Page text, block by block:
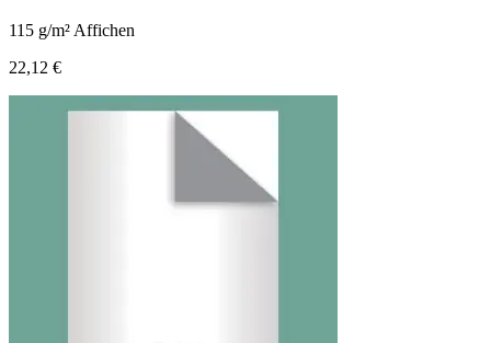
115 g/m² Affichen
22,12 €